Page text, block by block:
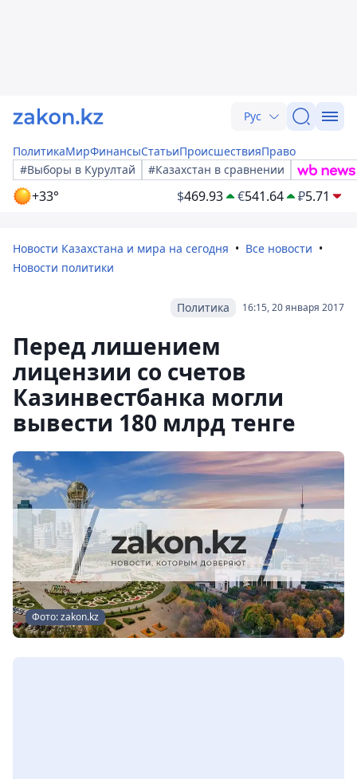
Рус
ПолитикаМирФинансыСтатьиПроисшествияПраво
#Выборы в Курултай
#Казахстан в сравнении
+33° $469.93 €541.64 ₽5.71
Новости Казахстана и мира на сегодня
Все новости
Новости политики
16:15, 20 января 2017
Политика
Перед лишением
лицензии со счетов
Казинвестбанка могли
вывести 180 млрд тенге
Фото: zakon.kz